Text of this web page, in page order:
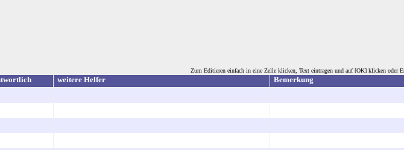
weitere Helfer Bemerkung
Zum Editieren einfach in eine Zelle klicken, Text eintragen und auf [OK] klicken oder